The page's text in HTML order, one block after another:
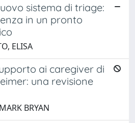
sistema di triage:
in un pronto
ELISA
ai caregiver di
una revisione
BRYAN